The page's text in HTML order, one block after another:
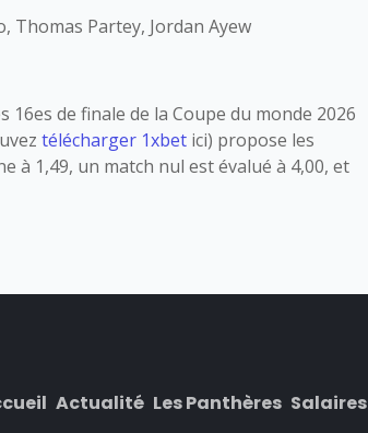
Thomas Partey, Jordan Ayew
de finale de la Coupe du monde 2026
télécharger 1xbet ici) propose les
à 1,49, un match nul est évalué à 4,00, et
Actualité Les Panthères Salaires